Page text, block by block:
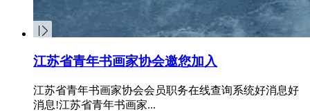
江苏省青年书画家协会邀您加入
江苏省青年书画家协会会员职务在线查询系统好消息好
消息!江苏省青年书画家...